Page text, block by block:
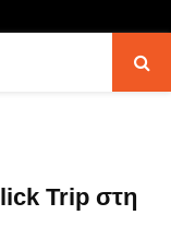
Trip στη